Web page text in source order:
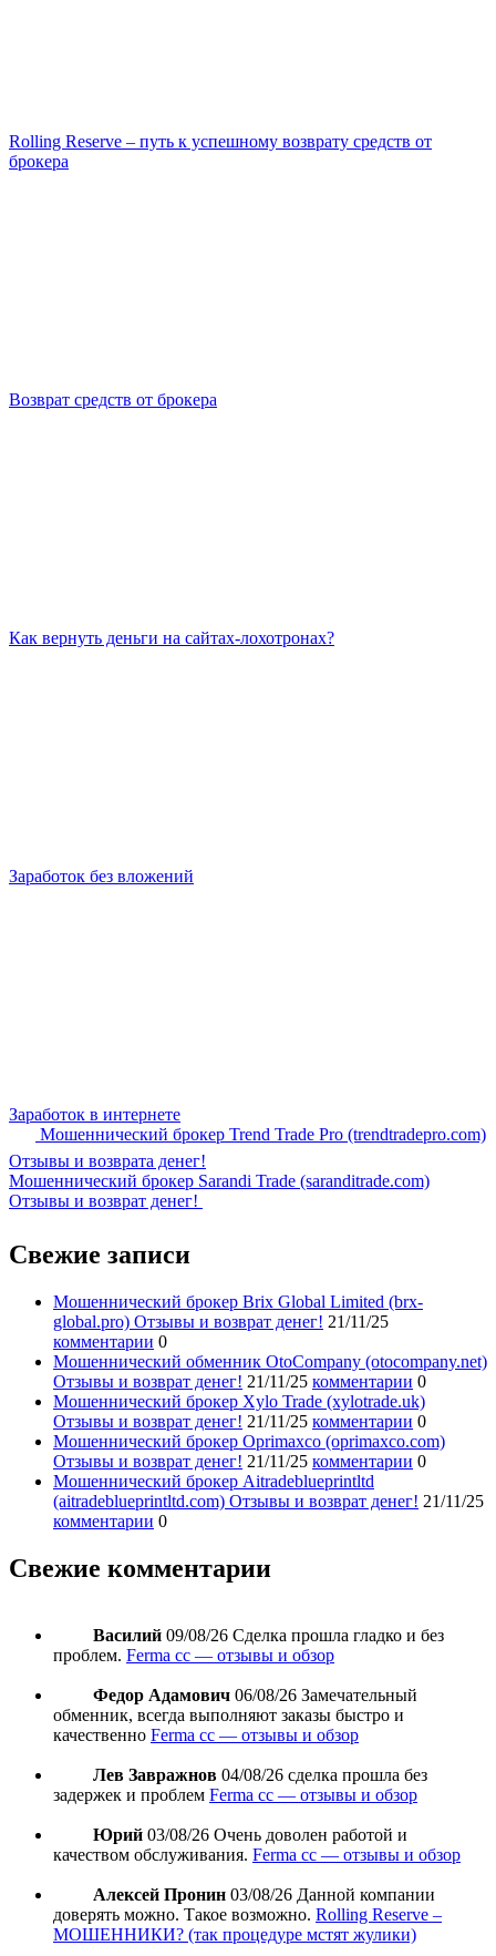
Rolling Reserve – путь к успешному возврату средств от
брокера
Возврат средств от брокера
Как вернуть деньги на сайтах-лохотронах?
Заработок без вложений
Заработок в интернете
Мошеннический брокер Trend Trade Pro (trendtradepro.com)
Отзывы и возврата денег!
Мошеннический брокер Sarandi Trade (saranditrade.com)
Отзывы и возврат денег!
Свежие записи
Мошеннический брокер Brix Global Limited (brx-
global.pro) Отзывы и возврат денег! 21/11/25
комментарии 0
Мошеннический обменник OtoCompany (otocompany.net)
Отзывы и возврат денег! 21/11/25 комментарии 0
Мошеннический брокер Xylo Trade (xylotrade.uk)
Отзывы и возврат денег! 21/11/25 комментарии 0
Мошеннический брокер Oprimaxco (oprimaxco.com)
Отзывы и возврат денег! 21/11/25 комментарии 0
Мошеннический брокер Aitradeblueprintltd
(aitradeblueprintltd.com) Отзывы и возврат денег! 21/11/25
комментарии 0
Свежие комментарии
Василий 09/08/26 Сделка прошла гладко и без
проблем. Ferma cc — отзывы и обзор
Федор Адамович 06/08/26 Замечательный
обменник, всегда выполняют заказы быстро и
качественно Ferma cc — отзывы и обзор
Лев Завражнов 04/08/26 сделка прошла без
задержек и проблем Ferma cc — отзывы и обзор
Юрий 03/08/26 Очень доволен работой и
качеством обслуживания. Ferma cc — отзывы и обзор
Алексей Пронин 03/08/26 Данной компании
доверять можно. Такое возможно. Rolling Reserve –
МОШЕННИКИ? (так процедуре мстят жулики)